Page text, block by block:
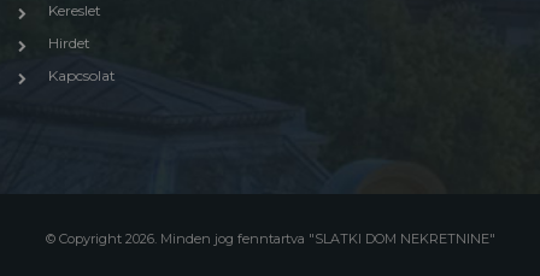
Kereslet
Hirdet
Kapcsolat
© Copyright 2026. Minden jog fenntartva "SLATKI DOM NEKRETNINE"